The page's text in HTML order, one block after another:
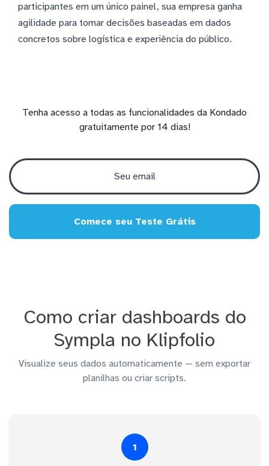
participantes em um único painel, sua empresa ganha
agilidade para tomar decisões baseadas em dados
concretos sobre logística e experiência do público.
Tenha acesso a todas as funcionalidades da Kondado
gratuitamente por 14 dias!
Comece seu Teste Grátis
Como criar dashboards do
Sympla no Klipfolio
Visualize seus dados automaticamente — sem exportar
planilhas ou criar scripts.
1